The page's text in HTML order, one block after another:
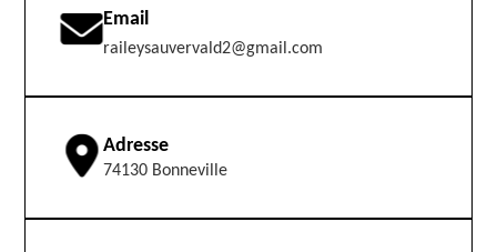
Email
raileysauvervald2@gmail.com
Adresse
74130 Bonneville